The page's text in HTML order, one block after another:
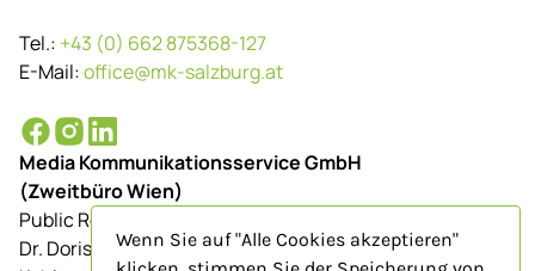
Tel.: +43 (0) 662 875368-127
E-Mail:office@mk-salzburg.at
Media Kommunikationsservice GmbH
(Zweitbüro Wien)
Public Relations-Agentur für Tourismus
Dr. Doris Schenkenfelder
Wenn Sie auf "Alle Cookies akzeptieren"